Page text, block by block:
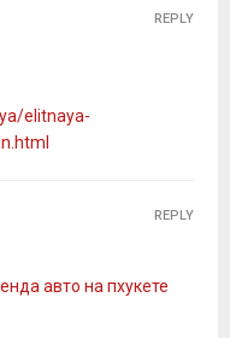
elitnaya-
REPLY
авто на пхукете
REPLY